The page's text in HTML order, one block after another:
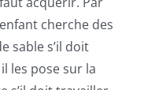
cherche des
sable s’il doit
les pose sur la